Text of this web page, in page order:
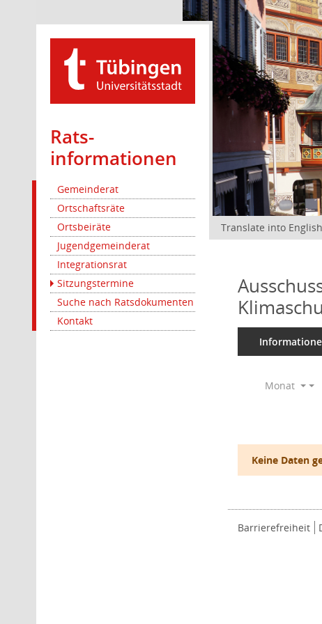
Rats­
informationen
Gemeinderat
Ortschaftsräte
Ortsbeiräte
Jugendgemeinderat
Integrationsrat
Sitzungstermine
Suche nach Ratsdokumenten
Kontakt
Translate into English
Monat
Keine Daten
Barrierefreiheit